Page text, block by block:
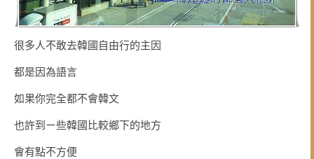
很多人不敢去韓國自由行的主因
都是因為語言
如果你完全都不會韓文
也許到ㄧ些韓國比較鄉下的地方
會有點不方便